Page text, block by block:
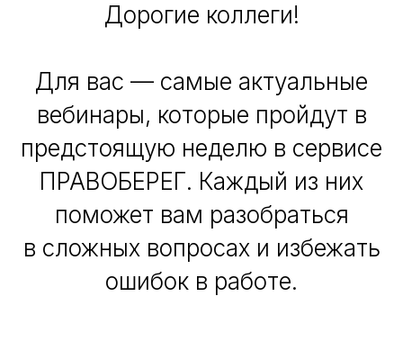
Дорогие коллеги!
Для вас — самые актуальные
вебинары, которые пройдут в
предстоящую неделю в сервисе
ПРАВОБЕРЕГ. Каждый из них
поможет вам разобраться
в сложных вопросах и избежать
ошибок в работе.